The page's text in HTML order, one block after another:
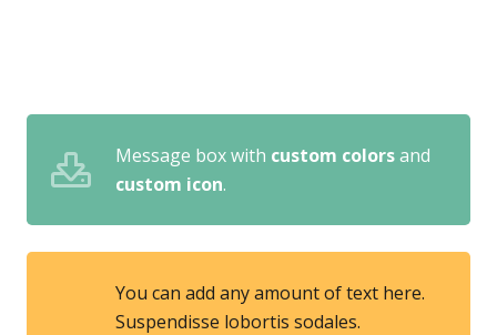
Message box with custom colorsand
custom icon.
You can add any amount of text here.
Suspendisse lobortis sodales.